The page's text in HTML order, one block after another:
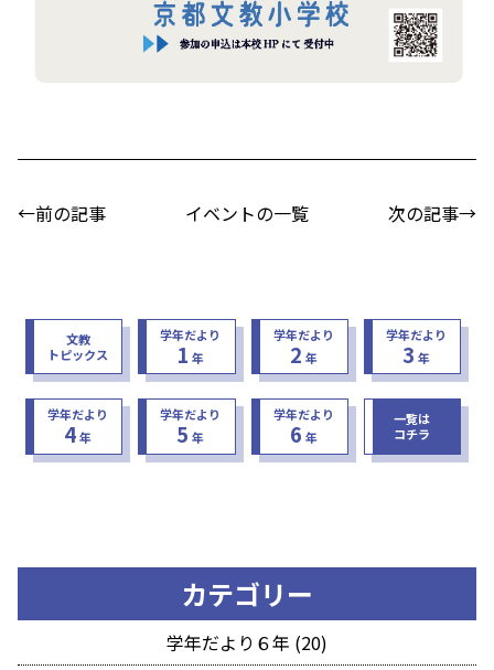
←前の記事 イベントの一覧 次の記事→
文教
トピックス
学年だより
1 年
学年だより
2 年
学年だより
3 年
学年だより
4年
学年だより
5 年
学年だより
6 年
一覧は
コチラ
カテゴリー
学年だより６年 (20)